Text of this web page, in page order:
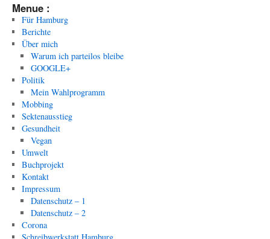
Menue :
Für Hamburg
Berichte
Über mich
Warum ich parteilos bleibe
GOOGLE+
Politik
Mein Wahlprogramm
Mobbing
Sektenausstieg
Gesundheit
Vegan
Umwelt
Buchprojekt
Kontakt
Impressum
Datenschutz – 1
Datenschutz – 2
Corona